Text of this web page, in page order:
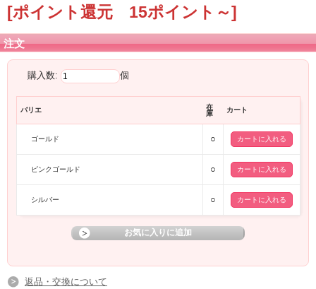
[ポイント還元 15ポイント～]
注文
購入数: 個
バリエ
在
庫
カート
ゴールド ○
ピンクゴールド ○
シルバー ○
返品・交換について